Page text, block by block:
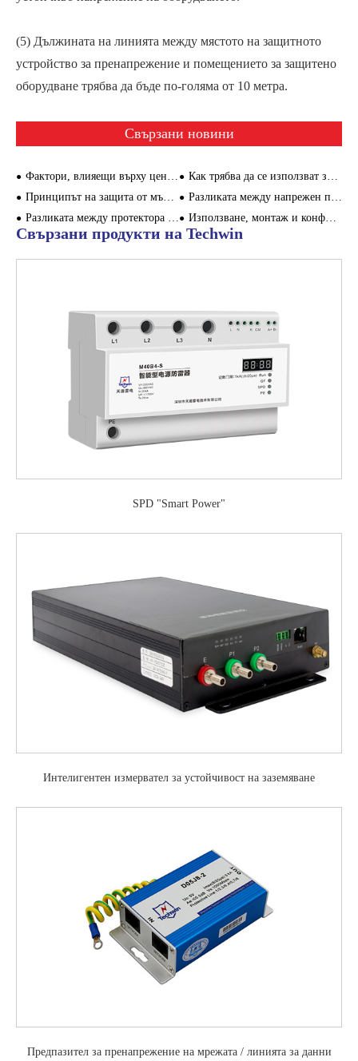
(5) Дължината на линията между мястото на защитното
устройство за пренапрежение и помещението за защитено
оборудване трябва да бъде по-голяма от 10 метра.
Свързани новини
Фактори, влияещи върху цената на протектора за пренапрежение
Как трябва да се използват заедно устройството за защита от напрежение и SCB
Принципът на защита от мълния срещу пренапрежение
Разликата между напрежен протектор и миниатюрен прекъсвач
Разликата между протектора за пренапрежение и протектора за изтичане
Използване, монтаж и конфигуриране на напрежени протектори
Свързани продукти на Techwin
SPD "Smart Power"
Интелигентен измервател за устойчивост на заземяване
Предпазител за пренапрежение на мрежата / линията за данни